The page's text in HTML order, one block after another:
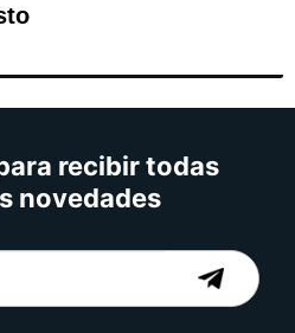
recibir todas
novedades